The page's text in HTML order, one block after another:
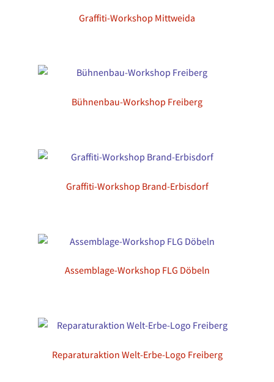
Graffiti-Workshop Mittweida
Bühnenbau-Workshop Freiberg
Graffiti-Workshop Brand-Erbisdorf
Assemblage-Workshop FLG Döbeln
Reparaturaktion Welt-Erbe-Logo Freiberg